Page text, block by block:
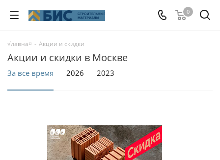
0
√лавна¤ - Акции и скидки
Акции и скидки в Москве
За все время 2026 2023